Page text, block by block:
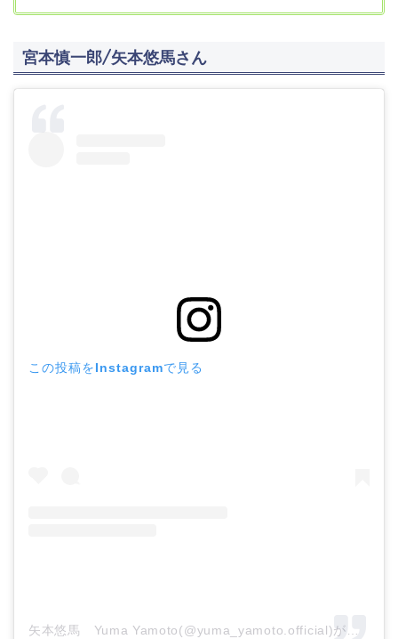
宮本慎一郎/矢本悠馬さん
この投稿をInstagramで見る
矢本悠馬 Yuma Yamoto(@yuma_yamoto.official)がシェアした投稿